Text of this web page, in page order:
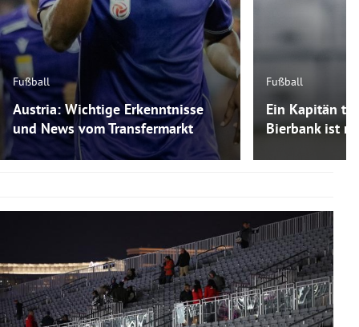
Fußball
Austria: Wichtige Erkenntnisse
und News vom Transfermarkt
Fußball
Ein Kapitän
Bierbank ist